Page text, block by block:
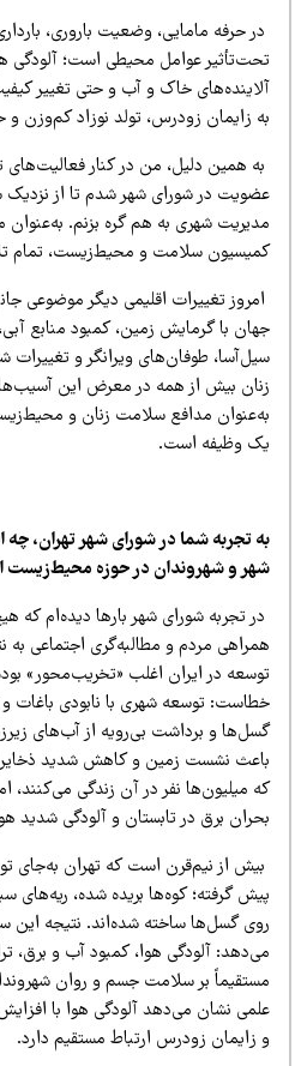
حرفه مامایی، وضعیت باروری، بارداری
عوامل محیطی است؛ آلودگی هوا،
خاک و آب و حتی تغییر کیفیت
زایمان زودرس، تولد نوزاد کم‌وزن و حتی
همین دلیل، من در کنار فعالیت‌های
در شورای شهر شدم تا از نزدیک
شهری به هم گره بزنم. به‌عنوان
سلامت و محیط‌زیست، تمام تلاشم
تغییرات اقلیمی دیگر موضوعی جانبی
با گرمایش زمین، کمبود منابع آبی،
طوفان‌های ویرانگر و تغییرات
بیش از همه در معرض این آسیب‌ها قرار
مدافع سلامت زنان و محیط‌زیست،
وظیفه است.
تجربه شما در شورای شهر تهران، چه
و شهروندان در حوزه محیط‌زیست انجام
تجربه شورای شهر بارها دیده‌ام که هیچ
مردم و مطالبه‌گری اجتماعی به
در ایران اغلب «تخریب‌محور» بوده
توسعه شهری با نابودی باغات و
و برداشت بی‌رویه از آب‌های
نشست زمین و کاهش شدید ذخایر آبی
میلیون‌ها نفر در آن زندگی می‌کنند، امروز
برق در تابستان و آلودگی شدید هوا
از نیم‌قرن است که تهران به‌جای توسعه
گرفته؛ کوه‌ها بریده شده، ریه‌های سبز
گسل‌ها ساخته شده‌اند. نتیجه این
آلودگی هوا، کمبود آب و برق،
بر سلامت جسم و روان شهروندان
نشان می‌دهد آلودگی هوا با افزایش
زایمان زودرس ارتباط مستقیم دارد.